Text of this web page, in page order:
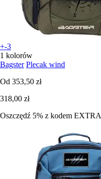
+-3
1 kolorów
Bagster Plecak wind
Od 353,50 zł
318,00 zł
Oszczędź 5% z kodem EXTRA